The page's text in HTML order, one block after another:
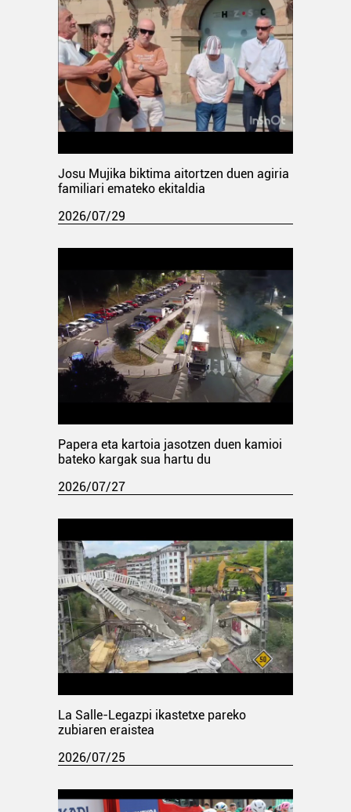
Josu Mujika biktima aitortzen duen agiria
familiari emateko ekitaldia
2026/07/29
Papera eta kartoia jasotzen duen kamioi
bateko kargak sua hartu du
2026/07/27
La Salle-Legazpi ikastetxe pareko
zubiaren eraistea
2026/07/25